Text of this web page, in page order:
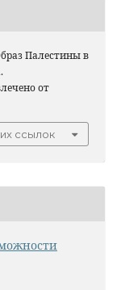
Палестины в
от
ссылок